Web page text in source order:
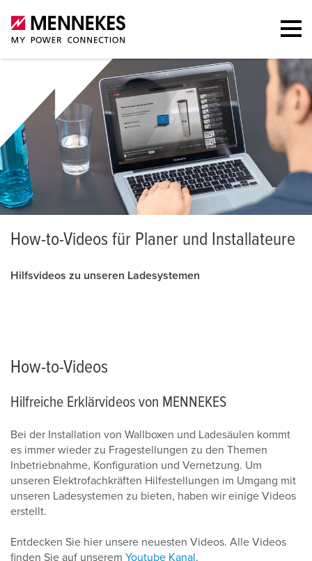
How-to-Videos für Planer und Installateure
Hilfsvideos zu unseren Ladesystemen
How-to-Videos
Hilfreiche Erklärvideos von MENNEKES
Bei der Installation von Wallboxen und Ladesäulen kommt
es immer wieder zu Fragestellungen zu den Themen
Inbetriebnahme, Konfiguration und Vernetzung. Um
unseren Elektrofachkräften Hilfestellungen im Umgang mit
unseren Ladesystemen zu bieten, haben wir einige Videos
erstellt.
Entdecken Sie hier unsere neuesten Videos. Alle Videos
finden Sie auf unserem Youtube Kanal .